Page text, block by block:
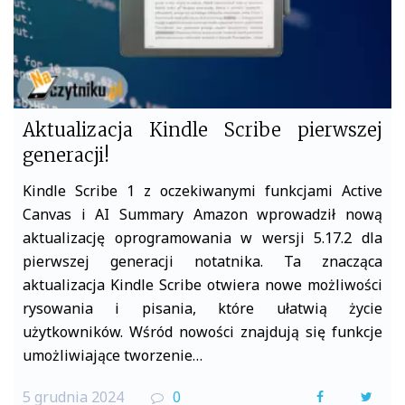
Aktualizacja Kindle Scribe pierwszej
generacji!
Kindle Scribe 1 z oczekiwanymi funkcjami Active
Canvas i AI Summary Amazon wprowadził nową
aktualizację oprogramowania w wersji 5.17.2 dla
pierwszej generacji notatnika. Ta znacząca
aktualizacja Kindle Scribe otwiera nowe możliwości
rysowania i pisania, które ułatwią życie
użytkowników. Wśród nowości znajdują się funkcje
umożliwiające tworzenie…
5 grudnia 2024 0
F